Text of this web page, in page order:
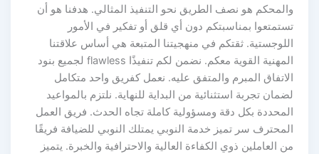
والمحكم هو نصف الطريق نحو التنفيذ المثالي. هدفنا هو أن
تستمتعوا بمناسبتكم دون أي قلق أو تفكير في الأمور
اللوجستية. ثقتكم في منهجيتنا المتبعة هي أساس علاقتنا
المهنية القوية معكم. نضمن لكم تنفيذًا flawless لجميع بنود
الاتفاق المبرم والمتفق عليه. نعمل كفريق واحد متكامل
لضمان تجربة استثنائية من البداية للنهاية. نلتزم بالمواعيد
المحددة بكل دقة ومسؤولية كاملة تجاه الحدث. فريق العمل
المحترف سر تميز خدمة النوبي يمتلك النوبي للضيافة فريقًا
من العاملين ذوي الكفاءة العالية والاحترافية والخبرة. يتميز